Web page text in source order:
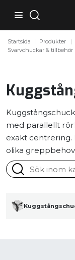
Startsida Produkter
Svarvchuckar & tillbehör
med parallellt
exakt centrering.
olika greppbehov.